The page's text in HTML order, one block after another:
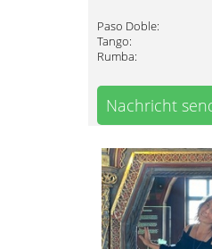
Paso Doble:
Tango:
Rumba:
Nachricht